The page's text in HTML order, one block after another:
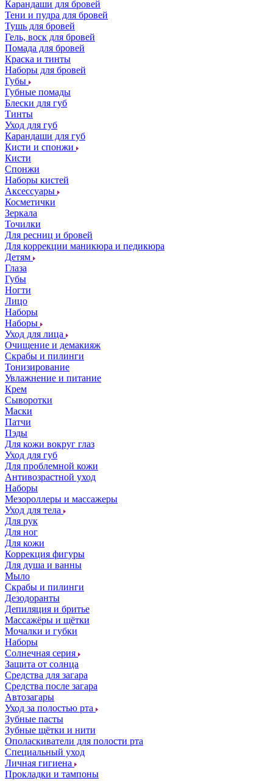
Карандаши для бровей
Тени и пудра для бровей
Тушь для бровей
Гель, воск для бровей
Помада для бровей
Краска и тинты
Наборы для бровей
Губы
Губные помады
Блески для губ
Тинты
Уход для губ
Карандаши для губ
Кисти и спонжи
Кисти
Спонжи
Наборы кистей
Аксессуары
Косметички
Зеркала
Точилки
Для ресниц и бровей
Для коррекции маникюра и педикюра
Детям
Глаза
Губы
Ногти
Лицо
Наборы
Наборы
Уход для лица
Очищение и демакияж
Скрабы и пилинги
Тонизирование
Увлажнение и питание
Крем
Сыворотки
Маски
Патчи
Пэды
Для кожи вокруг глаз
Уход для губ
Для проблемной кожи
Антивозрастной уход
Наборы
Мезороллеры и массажеры
Уход для тела
Для рук
Для ног
Для кожи
Коррекция фигуры
Для душа и ванны
Мыло
Скрабы и пилинги
Дезодоранты
Депиляция и бритье
Массажёры и щётки
Мочалки и губки
Наборы
Солнечная серия
Защита от солнца
Средства для загара
Средства после загара
Автозагары
Уход за полостью рта
Зубные пасты
Зубные щётки и нити
Ополаскиватели для полости рта
Специальный уход
Личная гигиена
Прокладки и тампоны